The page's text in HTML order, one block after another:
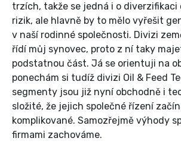
trzích, takže se jedná i o diverzifikaci
rizik, ale hlavně by to mělo vyřešit
v naší rodinné společnosti. Divizi
řídí můj synovec, proto z ní taky
podstatnou část. Já se orientuji na
ponechám si tudíž divizi Oil & Feed
segmenty jsou již nyní obchodně i
složité, že jejich společné řízení
komplikované. Samozřejmě výhody
firmami zachováme.